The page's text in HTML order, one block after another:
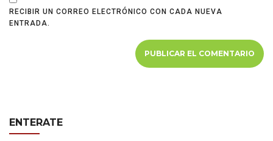
RECIBIR UN CORREO ELECTRÓNICO CON CADA NUEVA
ENTRADA.
ENTERATE